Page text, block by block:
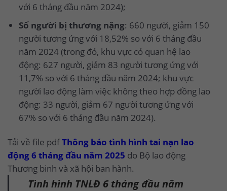
với 6 tháng đầu năm 2024);
Số người bị thương nặng: 660 người, giảm 150
người tương ứng với 18,52% so với 6 tháng đầu
năm 2024 (trong đó, khu vực có quan hệ lao
động: 627 người, giảm 83 người tương ứng với
11,7% so với 6 tháng đầu năm 2024; khu vực
người lao động làm việc không theo hợp đồng lao
động: 33 người, giảm 67 người tương ứng với
67% so với 6 tháng đầu năm 2024).
Tải về file pdfThông báo tình hình tai nạn lao
động 6 tháng đầu năm 2025 do Bộ lao động
Thương binh và xã hội ban hành.
Tình hình TNLĐ 6 tháng đầu năm